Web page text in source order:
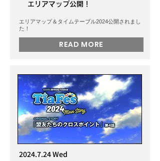
エリアマップ公開！
エリアマップ＆タイムテーブル2024公開されまし
た！
READ MORE
2024.7.24Wed